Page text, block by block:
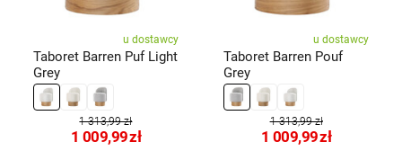
u dostawcy
Taboret Barren Puf Light
Grey
1 313,99 zł
1 009,99zł
u dostawcy
Taboret Barren Pouf
Grey
1 313,99 zł
1 009,99zł